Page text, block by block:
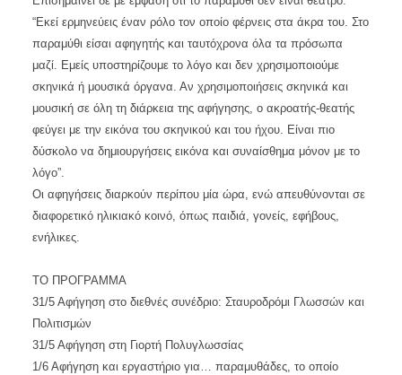
“Εκεί ερμηνεύεις έναν ρόλο τον οποίο φέρνεις στα άκρα του. Στο
παραμύθι είσαι αφηγητής και ταυτόχρονα όλα τα πρόσωπα
μαζί. Εμείς υποστηρίζουμε το λόγο και δεν χρησιμοποιούμε
σκηνικά ή μουσικά όργανα. Αν χρησιμοποιήσεις σκηνικά και
μουσική σε όλη τη διάρκεια της αφήγησης, ο ακροατής-θεατής
φεύγει με την εικόνα του σκηνικού και του ήχου. Είναι πιο
δύσκολο να δημιουργήσεις εικόνα και συναίσθημα μόνον με το
λόγο”.
Οι αφηγήσεις διαρκούν περίπου μία ώρα, ενώ απευθύνονται σε
διαφορετικό ηλικιακό κοινό, όπως παιδιά, γονείς, εφήβους,
ενήλικες.
ΤΟ ΠΡΟΓΡΑΜΜΑ
31/5 Αφήγηση στο διεθνές συνέδριο: Σταυροδρόμι Γλωσσών και
Πολιτισμών
31/5 Αφήγηση στη Γιορτή Πολυγλωσσίας
1/6 Αφήγηση και εργαστήριο για… παραμυθάδες, το οποίο